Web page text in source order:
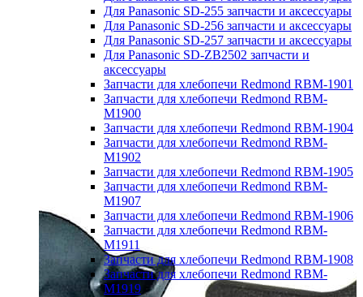
Для Panasonic SD-255 запчасти и аксессуары
Для Panasonic SD-256 запчасти и аксессуары
Для Panasonic SD-257 запчасти и аксессуары
Для Panasonic SD-ZB2502 запчасти и
аксессуары
Запчасти для хлебопечи Redmond RBM-1901
Запчасти для хлебопечи Redmond RBM-
M1900
Запчасти для хлебопечи Redmond RBM-1904
Запчасти для хлебопечи Redmond RBM-
M1902
Запчасти для хлебопечи Redmond RBM-1905
Запчасти для хлебопечи Redmond RBM-
M1907
Запчасти для хлебопечи Redmond RBM-1906
Запчасти для хлебопечи Redmond RBM-
M1911
Запчасти для хлебопечи Redmond RBM-1908
Запчасти для хлебопечи Redmond RBM-
M1919